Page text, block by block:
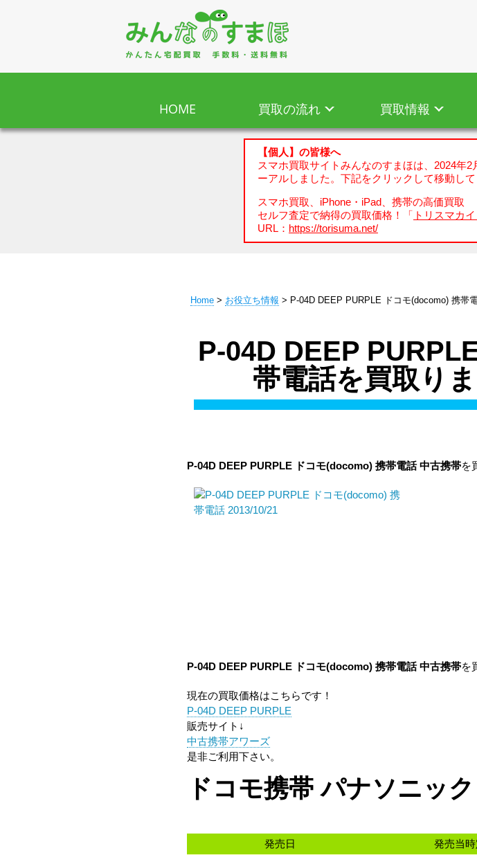
HOME 買取の流れ 買取情報
【個人】の皆様へ
スマホ買取サイトみんなのすまほは、2024年
ーアルしました。下記をクリックして移動して
スマホ買取、iPhone・iPad、携帯の高価買取
セルフ査定で納得の買取価格！「 トリスマカイ
URL： https://torisuma.net/
Home > お役立ち情報 > P-04D DEEP PURPLE ドコモ(docomo) 携帯
P-04D DEEP
帯電話を買取り
P-04D DEEP PURPLE ドコモ(docomo) 携帯電話 中古携帯を
P-04D DEEP PURPLE ドコモ(docomo) 携帯電話 中古携帯を
現在の買取価格はこちらです！
P-04D DEEP PURPLE
販売サイト↓
中古携帯アワーズ
是非ご利用下さい。
ドコモ携帯 パナソニッ
発売日 発売当